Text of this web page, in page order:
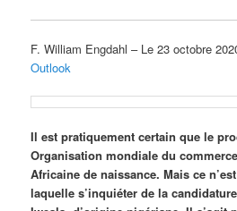
F. William Engdahl – Le 23 octobre
Outlook
Il est pratiquement certain que le
Organisation mondiale du
Africaine de naissance. Mais ce
laquelle s’inquiéter de la